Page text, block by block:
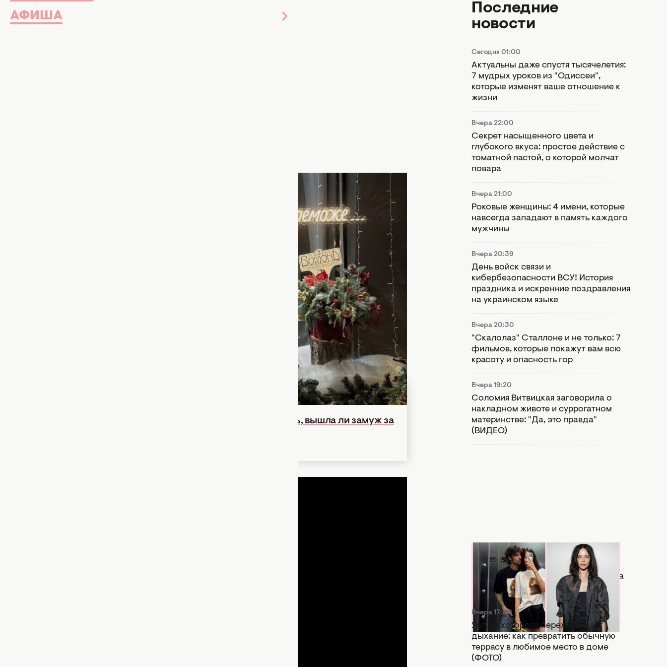
АФИША
Блоггерша Инна Белень вышла замуж за харьковского бизнесмена Ивана
Победительница 13 сезона романтического шоу "Холостяк" Инна Белень
. Радостное событие в жизни блогерки
произошло 3 февраля 2026 года. Именно в этот день она узаконила
отношения со своим любимым Иваном, от которого сейчас ждет рождение
в соцсетях. В своем
Instagram она опубликовала трогательную корреспонденцию, в которой
Неожиданное признание: Цветкова призналась, вышла ли замуж за
Последние
новости
Сегодня 01:00
Актуальны даже спустя тысячелетия:
7 мудрых уроков из "Одиссеи",
которые изменят ваше отношение к
жизни
Вчера 22:00
Секрет насыщенного цвета и
глубокого вкуса: простое действие с
томатной пастой, о которой молчат
повара
Вчера 21:00
Роковые женщины: 4 имени, которые
навсегда западают в память каждого
мужчины
Вчера 20:39
День войск связи и
кибербезопасности ВСУ! История
праздника и искренние поздравления
на украинском языке
Вчера 20:30
"Скалолаз" Сталлоне и не только: 7
фильмов, которые покажут вам всю
красоту и опасность гор
Вчера 19:20
Соломия Витвицкая заговорила о
накладном животе и суррогатном
материнстве: "Да, это правда"
(ВИДЕО)
Вчера 17:56
Копия бывшей: в Сети активно
сравнивают новую девушку Дантеса
с Дорофеевой (ФОТО)
Вчера 17:00
Уют, от которого перехватывает
дыхание: как превратить обычную
террасу в любимое место в доме
(ФОТО)